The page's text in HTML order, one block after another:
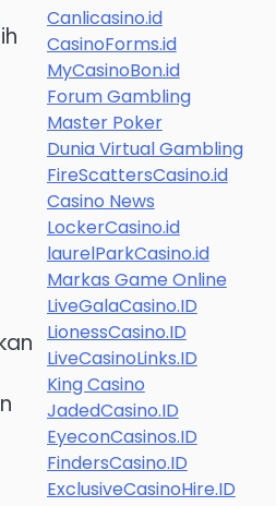
Canlicasino.id
CasinoForms.id
MyCasinoBon.id
Forum Gambling
Master Poker
Dunia Virtual Gambling
FireScattersCasino.id
Casino News
LockerCasino.id
laurelParkCasino.id
Markas Game Online
LiveGalaCasino.ID
LionessCasino.ID
LiveCasinoLinks.ID
King Casino
JadedCasino.ID
EyeconCasinos.ID
FindersCasino.ID
ExclusiveCasinoHire.ID